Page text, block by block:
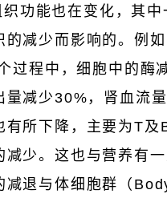
功能也在变化，其中
的减少而影响的。例
过程中，细胞中的酶
量减少30%，肾血流
有所下降，主要为T及
减少。这也与营养有
减退与体细胞群（